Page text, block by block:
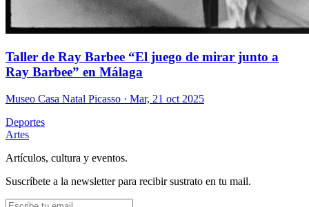
Taller de Ray Barbee “El juego de mirar junto a
Ray Barbee” en Málaga
Museo Casa Natal Picasso · Mar, 21 oct 2025
Deportes
Artes
Artículos, cultura y eventos.
Suscríbete a la newsletter para recibir sustrato en tu mail.